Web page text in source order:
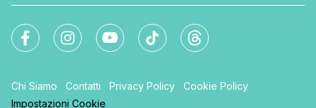
Chi Siamo Contatti Privacy Policy
Cookie Policy
Impostazioni Cookie